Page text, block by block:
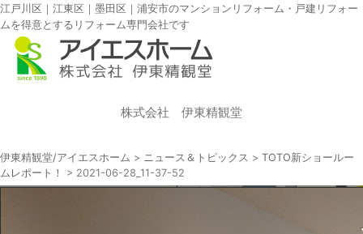
江戸川区｜江東区｜墨田区｜浦安市のマンションリフォーム・戸建リフォー
ムを得意とするリフォーム専門会社です
株式会社 伊東精観堂
伊東精観堂/アイエスホーム > ニュース＆トピックス > TOTO新ショールー
ムレポート！
> 2021-06-28_11-37-52